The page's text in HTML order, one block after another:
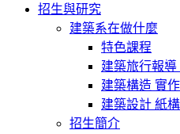
招生與研究
建築系在做什麼
特色課程
建築旅行報導
建築構造 實
建築設計 紙
招生簡介